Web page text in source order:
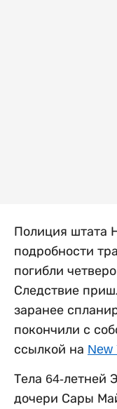
Полиция штата
подробности
погибли
Следствие
заранее
покончили с
ссылкой на New
Тела 64-летней
дочери Сары